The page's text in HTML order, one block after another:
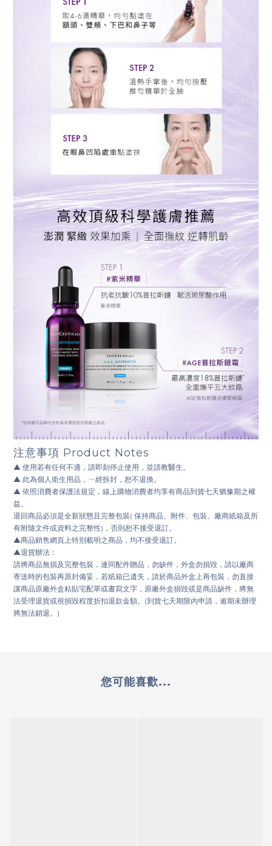
注意事項 Product Notes
▲ 使用若有任何不適，請即刻停止使用，並請教醫生。
▲ 此為個人衛生用品，ㄧ經拆封，恕不退換。
▲ 依照消費者保護法規定，線上購物消費者均享有商品到貨七天猶豫期之權
益。
退回商品必須是全新狀態且完整包裝( 保持商品、附件、包裝、廠商紙箱及所
有附隨文件或資料之完整性)，否則恕不接受退訂。
▲商品銷售網頁上特別載明之商品，均不接受退訂。
▲退貨辦法：
請將商品無損及完整包裝，連同配件贈品，勿缺件，外盒勿損毀，請以廠商
寄送時的包裝再原封備妥，若紙箱已遺失，請於商品外盒上再包裝，勿直接
讓商品原廠外盒粘貼宅配單或書寫文字，原廠外盒損毀或是商品缺件，將無
法受理退貨或視損毀程度折扣退款金額。(到貨七天期限內申請，逾期未辦理
將無法銷退。)
您可能喜歡...